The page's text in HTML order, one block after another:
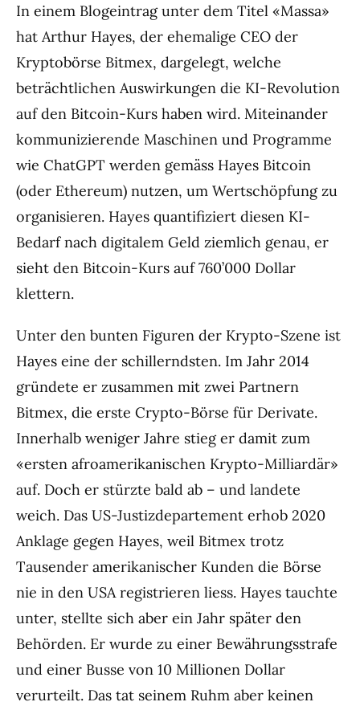
In einem Blogeintrag unter dem Titel «Massa»
hat Arthur Hayes, der ehemalige CEO der
Kryptobörse Bitmex, dargelegt, welche
beträchtlichen Auswirkungen die KI-Revolution
auf den Bitcoin-Kurs haben wird. Miteinander
kommunizierende Maschinen und Programme
wie ChatGPT werden gemäss Hayes Bitcoin
(oder Ethereum) nutzen, um Wertschöpfung zu
organisieren. Hayes quantifiziert diesen KI-
Bedarf nach digitalem Geld ziemlich genau, er
sieht den Bitcoin-Kurs auf 760’000 Dollar
klettern.
Unter den bunten Figuren der Krypto-Szene ist
Hayes eine der schillerndsten. Im Jahr 2014
gründete er zusammen mit zwei Partnern
Bitmex, die erste Crypto-Börse für Derivate.
Innerhalb weniger Jahre stieg er damit zum
«ersten afroamerikanischen Krypto-Milliardär»
auf. Doch er stürzte bald ab – und landete
weich. Das US-Justizdepartement erhob 2020
Anklage gegen Hayes, weil Bitmex trotz
Tausender amerikanischer Kunden die Börse
nie in den USA registrieren liess. Hayes tauchte
unter, stellte sich aber ein Jahr später den
Behörden. Er wurde zu einer Bewährungsstrafe
und einer Busse von 10 Millionen Dollar
verurteilt. Das tat seinem Ruhm aber keinen